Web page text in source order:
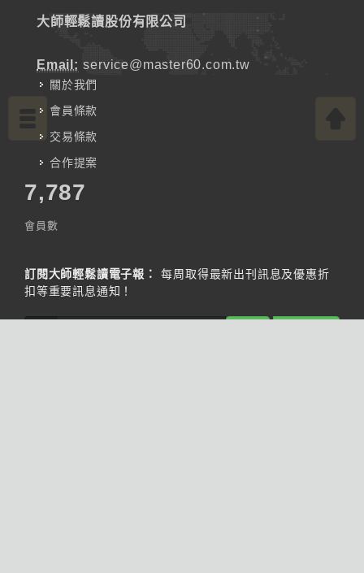
大師輕鬆讀股份有限公司
Email: service@master60.com.tw
關於我們
會員條款
交易條款
合作提案
7,787
會員數
訂閱大師輕鬆讀電子報：
每周取得最新出刊訊息及優惠折
扣等重要訊息通知！